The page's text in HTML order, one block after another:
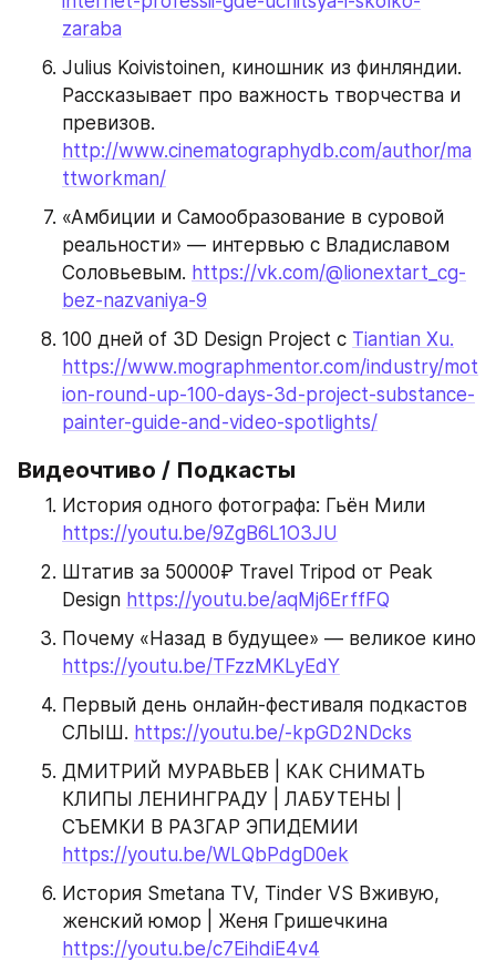
zaraba
Julius Koivistoinen, киношник из финляндии.
Рассказывает про важность творчества и
http://www.cinematographydb.com/author/ma
ttworkman/
«Амбиции и Самообразование в суровой
реальности» — интервью с Владиславом
Соловьевым. https://vk.com/@lionextart_cg-
bez-nazvaniya-9
100 дней of 3D Design Project с Tiantian Xu.
https://www.mographmentor.com/industry/mot
ion-round-up-100-days-3d-project-substance-
painter-guide-and-video-spotlights/
Видеочтиво / Подкасты
https://youtu.be/9ZgB6L1O3JU
Штатив за 50000₽ Travel Tripod от Peak
Design https://youtu.be/aqMj6ErffFQ
https://youtu.be/TFzzMKLyEdY
Первый день онлайн-фестиваля подкастов
СЛЫШ. https://youtu.be/-kpGD2NDcks
ДМИТРИЙ МУРАВЬЕВ | КАК СНИМАТЬ
КЛИПЫ ЛЕНИНГРАДУ | ЛАБУТЕНЫ |
https://youtu.be/WLQbPdgD0ek
История Smetana TV, Tinder VS Вживую,
https://youtu.be/c7EihdiE4v4